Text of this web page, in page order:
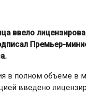
ввело
Премьер-
в полном объеме в
введено